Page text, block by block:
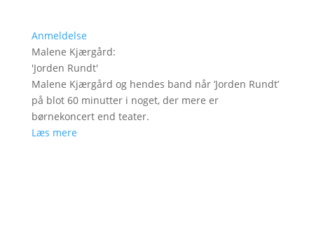
Anmeldelse
Malene Kjærgård:
'Jorden Rundt'
Malene Kjærgård og hendes band når ’Jorden Rundt’
på blot 60 minutter i noget, der mere er
børnekoncert end teater.
Læs mere